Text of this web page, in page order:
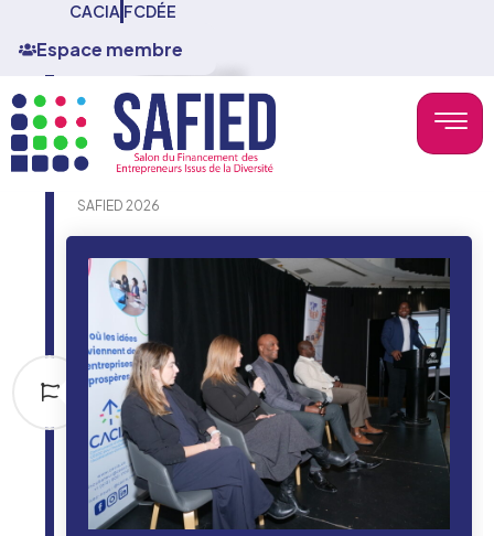
CACIA FCDÉE
Espace membre
09h00 - 09h50 (EST)
Conférence d’ouverture
SAFIED 2026